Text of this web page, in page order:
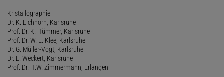
Kristallographie
Dr. K. Eichhorn, Karlsruhe
Prof. Dr. K. Hümmer, Karlsruhe
Prof. Dr. W. E. Klee, Karlsruhe
Dr. G. Müller-Vogt, Karlsruhe
Dr. E. Weckert, Karlsruhe
Prof. Dr. H.W. Zimmermann, Erlangen